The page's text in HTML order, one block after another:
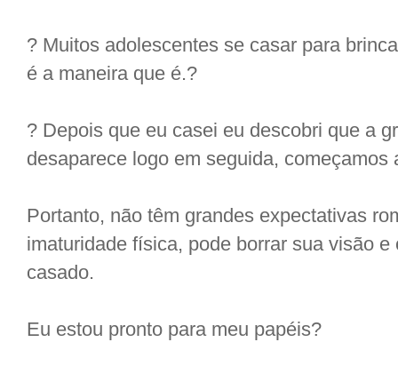
? Muitos adolescentes se casar para
é a maneira que é.?
? Depois que eu casei eu descobri que a
desaparece logo em seguida, começamos
Portanto, não têm grandes expectativas
imaturidade física, pode borrar sua visão
casado.
Eu estou pronto para meu papéis?